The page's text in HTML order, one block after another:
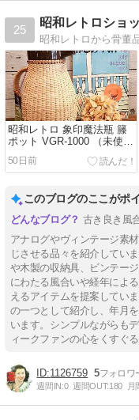
25
昭和レトロショ
昭和レトロ 象印魔法瓶 籐
ポット VGR-1000 （未使
50日前
このブログのここがポ
古き良き風
アナログやヴィンテージ素
じさせる品々を紹介してい
や木製の収納具、ビンテー
にわたる風合いや経年によ
えるアイテムを提案してい
の一つとして紹介し、年月
います。シンプルながらも
ィークファンの心をくすぐ
1126759 5
週間IN:0 週間OUT:180 月